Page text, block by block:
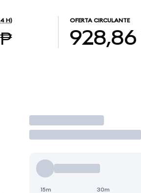
H) OFERTA CIRCULANTE
928,86
Operar
15m 30m